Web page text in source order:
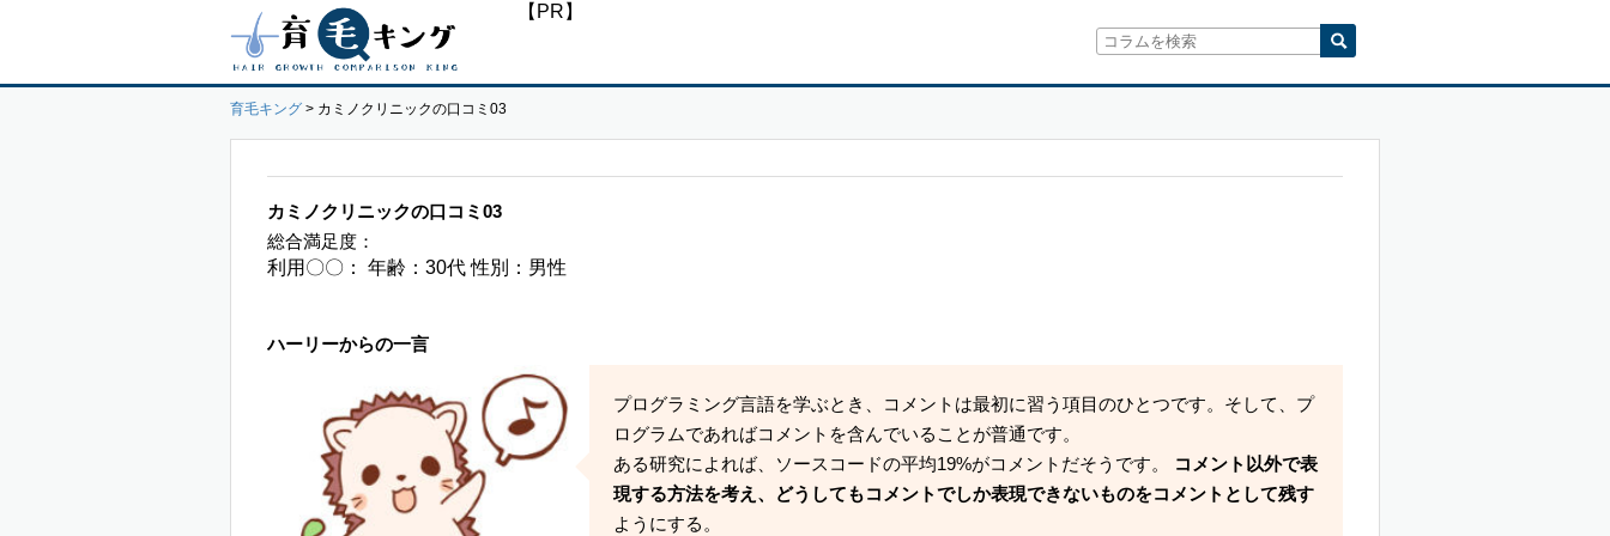
【PR】
育毛キング > カミノクリニックの口コミ03
カミノクリニックの口コミ03
総合満足度：
利用〇〇： 年齢：30代 性別：男性
ハーリーからの一言
プログラミング言語を学ぶとき、コメントは最初に習う項目のひとつです。そして、プ
ログラムであればコメントを含んでいることが普通です。
ある研究によれば、ソースコードの平均19%がコメントだそうです。 コメント以外で表
現する方法を考え、どうしてもコメントでしか表現できないものをコメントとして残す
ようにする。